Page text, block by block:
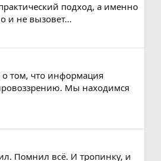
подход, а именно
и не вызовет...
о том, что информация
Мы находимся
Помнил всё. И тропинку, и